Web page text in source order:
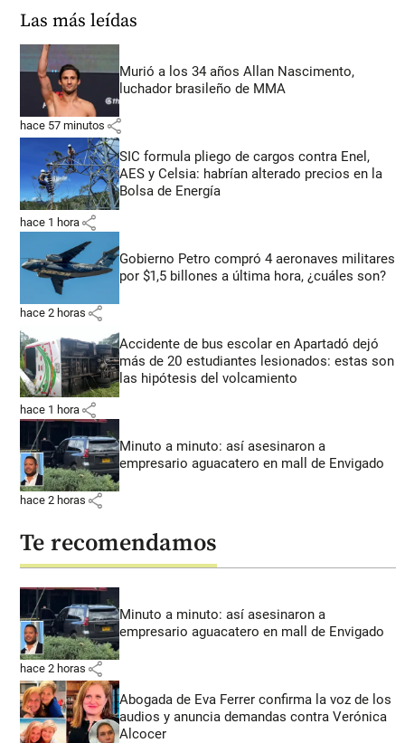
Las más leídas
Murió a los 34 años Allan Nascimento,
luchador brasileño de MMA
hace 57 minutos share
SIC formula pliego de cargos contra Enel,
AES y Celsia: habrían alterado precios en la
Bolsa de Energía
hace 1 hora share
Gobierno Petro compró 4 aeronaves militares
por $1,5 billones a última hora, ¿cuáles son?
hace 2 horas share
Accidente de bus escolar en Apartadó dejó
más de 20 estudiantes lesionados: estas son
las hipótesis del volcamiento
hace 1 hora share
Minuto a minuto: así asesinaron a
empresario aguacatero en mall de Envigado
hace 2 horas share
Te recomendamos
Minuto a minuto: así asesinaron a
empresario aguacatero en mall de Envigado
hace 2 horas share
Abogada de Eva Ferrer confirma la voz de los
audios y anuncia demandas contra Verónica
Alcocer